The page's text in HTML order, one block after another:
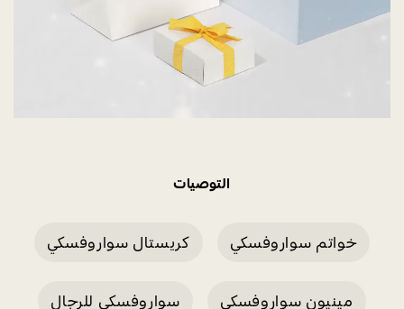
التوصيات
خواتم سواروفسكي كريستال سواروفسكي
مينيون سواروفسكي سواروفسكي للرجال